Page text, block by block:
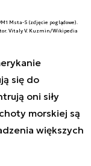
Msta-S (zdjęcie poglądowe).
Vitaly V. Kuzmin/Wikipedia
się do
oni siły
morskiej są
większych